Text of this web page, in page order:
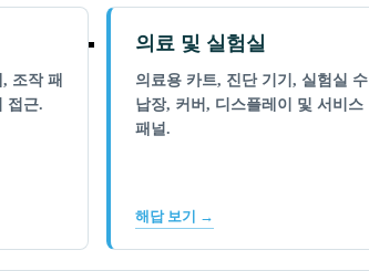
조작 패
접근.
의료 및 실험실
의료용 카트, 진단 기기, 실험실 수
납장, 커버, 디스플레이 및 서비스
패널.
해답 보기 →